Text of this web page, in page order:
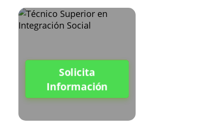
Solicita
Información